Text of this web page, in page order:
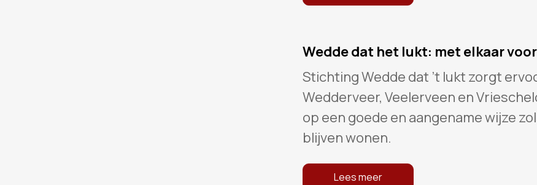
Wedde dat het lukt: met elkaar
Stichting Wedde dat ’t lukt zorgt
Wedderveer, Veelerveen en
op een goede en aangename wijze
blijven wonen.
Lees meer